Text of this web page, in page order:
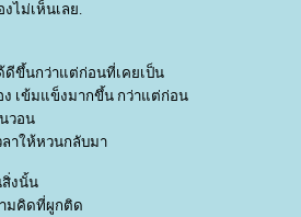
ไม่เห็นเลย.
ดีขึ้นกว่าแต่ก่อนที่เคยเป็น
เข้มแข็งมากขึ้น กว่าแต่ก่อน
วอน
าให้หวนกลับมา
งนั้น
มคิดที่ผูกติด